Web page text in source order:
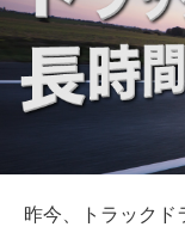
昨今、トラックド